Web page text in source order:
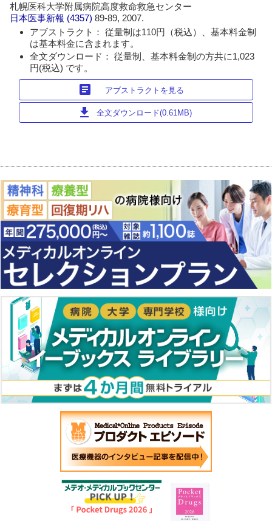
札幌医科大学附属病院高度救命救急センター
日本医事新報 (4357)89-89, 2007.
アブストラクト： 従量制は110円（税込）、基本料金制
は基本料金に含まれます。
全文ダウンロード： 従量制、基本料金制の方共に1,023
円(税込) です。
article アブストラクトを見る
download 全文ダウンロード(0.61MB)